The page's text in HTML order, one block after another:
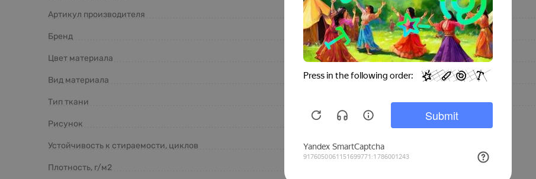
Артикул производителя FRGESTIVO
Бренд Fargotex
Цвет материала Зеленый
Вид материала Ткань
Тип ткани
Рисунок Однотонный
Устойчивость к стираемости, циклов 35 000
Плотность, г/м2
Полиестер (PL), %
Вискоза (CV), %
Хлопок (ХБ), %
Акрил (Acrylic), %
Лен (LI), %